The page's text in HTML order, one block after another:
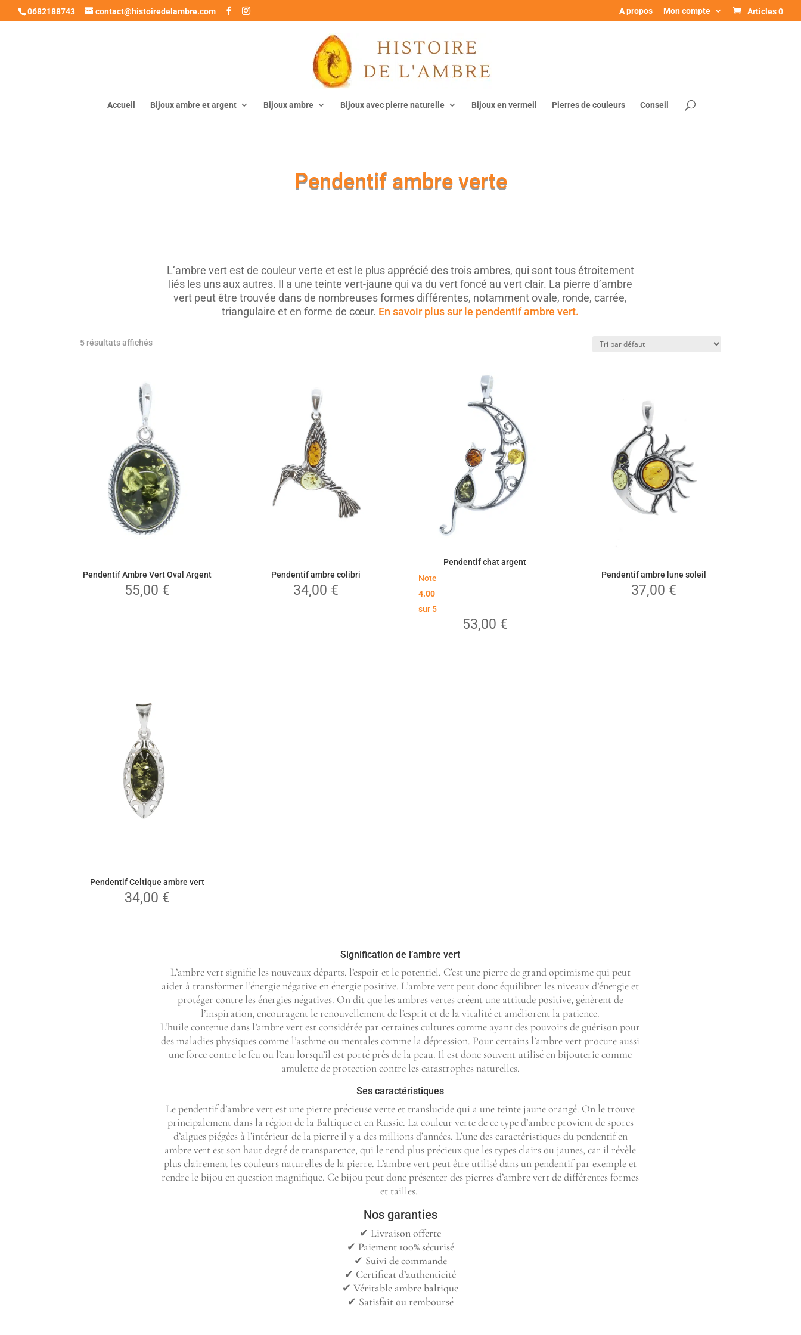
0682188743 contact@histoiredelambre.com A propos Mon compte Articles 0
Accueil Bijoux ambre et argent Bijoux ambre Bijoux avec pierre naturelle Bijoux en vermeil Pierres de couleurs Conseil
Pendentif ambre verte
L’ambre vert est de couleur verte et est le plus apprécié des trois ambres, qui sont tous étroitement
liés les uns aux autres. Il a une teinte vert-jaune qui va du vert foncé au vert clair. La pierre d’ambre
vert peut être trouvée dans de nombreuses formes différentes, notamment ovale, ronde, carrée,
triangulaire et en forme de cœur. En savoir plus sur le pendentif ambre vert.
5 résultats affichés
Pendentif Ambre Vert Oval Argent
55,00 €
Pendentif ambre colibri
34,00 €
Pendentif chat argent
Note
4.00
sur 5
53,00 €
Pendentif ambre lune soleil
37,00 €
Pendentif Celtique ambre vert
34,00 €
Signification de l’ambre vert
L’ambre vert signifie les nouveaux départs, l’espoir et le potentiel. C’est une pierre de grand optimisme qui peut
aider à transformer l’énergie négative en énergie positive. L’ambre vert peut donc équilibrer les niveaux d’énergie et
protéger contre les énergies négatives. On dit que les ambres vertes créent une attitude positive, génèrent de
l’inspiration, encouragent le renouvellement de l’esprit et de la vitalité et améliorent la patience.
L’huile contenue dans l’ambre vert est considérée par certaines cultures comme ayant des pouvoirs de guérison pour
des maladies physiques comme l’asthme ou mentales comme la dépression. Pour certains l’ambre vert procure aussi
une force contre le feu ou l’eau lorsqu’il est porté près de la peau. Il est donc souvent utilisé en bijouterie comme
amulette de protection contre les catastrophes naturelles.
Ses caractéristiques
Le pendentif d’ambre vert est une pierre précieuse verte et translucide qui a une teinte jaune orangé. On le trouve
principalement dans la région de la Baltique et en Russie. La couleur verte de ce type d’ambre provient de spores
d’algues piégées à l’intérieur de la pierre il y a des millions d’années. L’une des caractéristiques du pendentif en
ambre vert est son haut degré de transparence, qui le rend plus précieux que les types clairs ou jaunes, car il révèle
plus clairement les couleurs naturelles de la pierre. L’ambre vert peut être utilisé dans un pendentif par exemple et
rendre le bijou en question magnifique. Ce bijou peut donc présenter des pierres d’ambre vert de différentes formes
et tailles.
Nos garanties
✔︎ Livraison offerte
✔︎ Paiement 100% sécurisé
✔︎ Suivi de commande
✔︎ Certificat d’authenticité
✔︎ Véritable ambre baltique
✔︎ Satisfait ou remboursé